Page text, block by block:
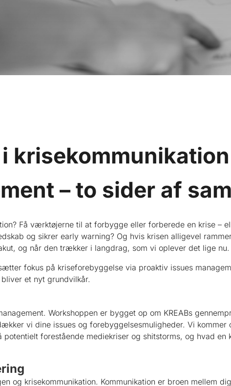
– to sider af
Få værktøjerne til at forbygge eller forberede en krise –
og sikrer early warning? Og hvis krisen alligevel
og når den trækker i langdrag, som vi oplever det lige nu.
fokus på kriseforebyggelse via proaktiv issues
et nyt grundvilkår.
Workshoppen er bygget op om KREABs
vi dine issues og forebyggelsesmuligheder. Vi kommer
forestående mediekriser og shitstorms, og hvad
og krisekommunikation. Kommunikation er broen mellem